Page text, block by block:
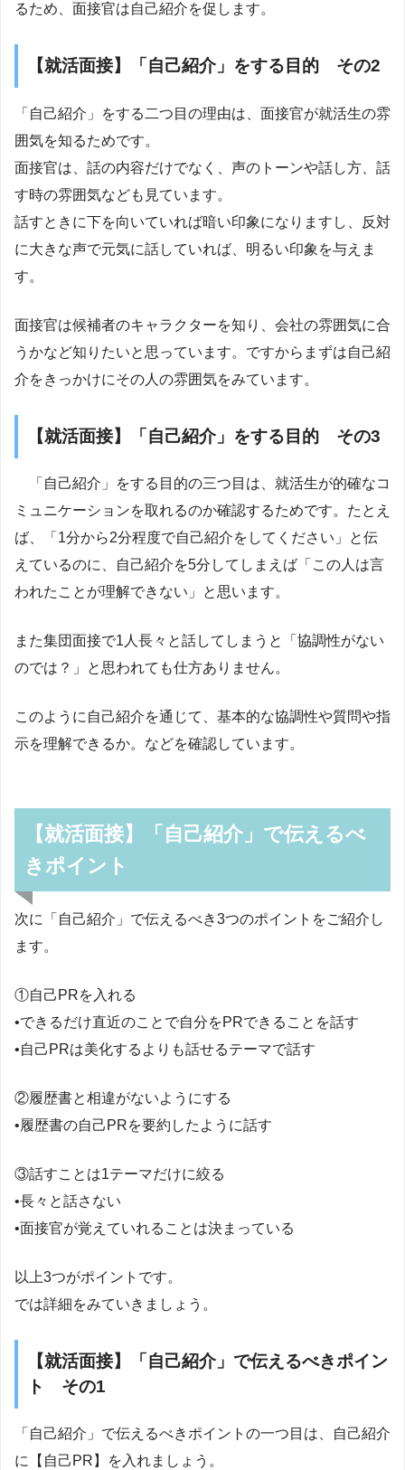
るため、面接官は自己紹介を促します。
【就活面接】「自己紹介」をする目的 その2
「自己紹介」をする二つ目の理由は、面接官が就活生の雰
囲気を知るためです。
面接官は、話の内容だけでなく、声のトーンや話し方、話
す時の雰囲気なども見ています。
話すときに下を向いていれば暗い印象になりますし、反対
に大きな声で元気に話していれば、明るい印象を与えま
す。
面接官は候補者のキャラクターを知り、会社の雰囲気に合
うかなど知りたいと思っています。ですからまずは自己紹
介をきっかけにその人の雰囲気をみています。
【就活面接】「自己紹介」をする目的 その3
「自己紹介」をする目的の三つ目は、就活生が的確なコ
ミュニケーションを取れるのか確認するためです。たとえ
ば、「1分から2分程度で自己紹介をしてください」と伝
えているのに、自己紹介を5分してしまえば「この人は言
われたことが理解できない」と思います。
また集団面接で1人長々と話してしまうと「協調性がない
のでは？」と思われても仕方ありません。
このように自己紹介を通じて、基本的な協調性や質問や指
示を理解できるか。などを確認しています。
【就活面接】「自己紹介」で伝えるべ
きポイント
次に「自己紹介」で伝えるべき3つのポイントをご紹介し
ます。
①自己PRを入れる
•できるだけ直近のことで自分をPRできることを話す
•自己PRは美化するよりも話せるテーマで話す
②履歴書と相違がないようにする
•履歴書の自己PRを要約したように話す
③話すことは1テーマだけに絞る
•長々と話さない
•面接官が覚えていれることは決まっている
以上3つがポイントです。
では詳細をみていきましょう。
【就活面接】「自己紹介」で伝えるべきポイン
ト その1
「自己紹介」で伝えるべきポイントの一つ目は、自己紹介
に【自己PR】を入れましょう。